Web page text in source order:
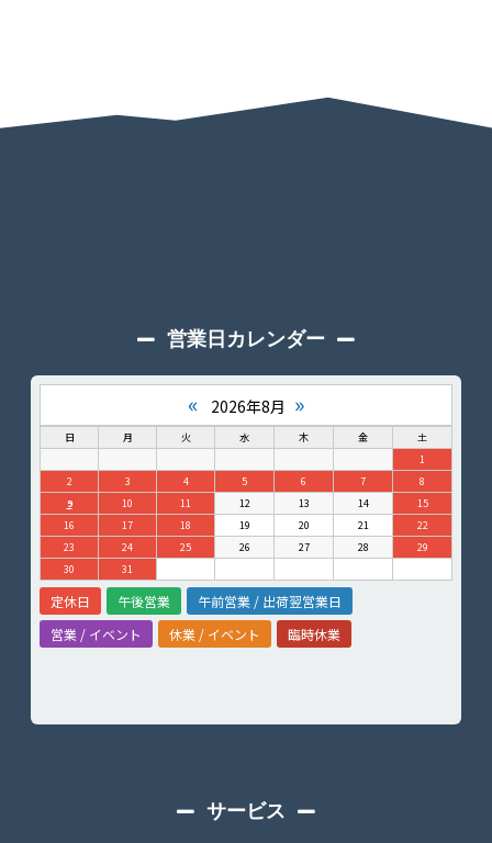
営業日カレンダー
« 2026年8月 »
日 月 火 水 木 金
土
1
2
3 4 5 6 7
8
9
10 11 12 13 14
15
16
17 18 19 20 21
22
23
24 25 26 27 28
29
30
31
定休日 午後営業
午前営業 / 出荷翌営業日
営業 / イベント
休業 / イベント 臨時休業
サービス